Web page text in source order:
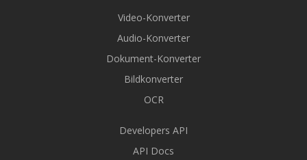
Video-Konverter
Audio-Konverter
Dokument-Konverter
Bildkonverter
OCR
Developers API
API Docs